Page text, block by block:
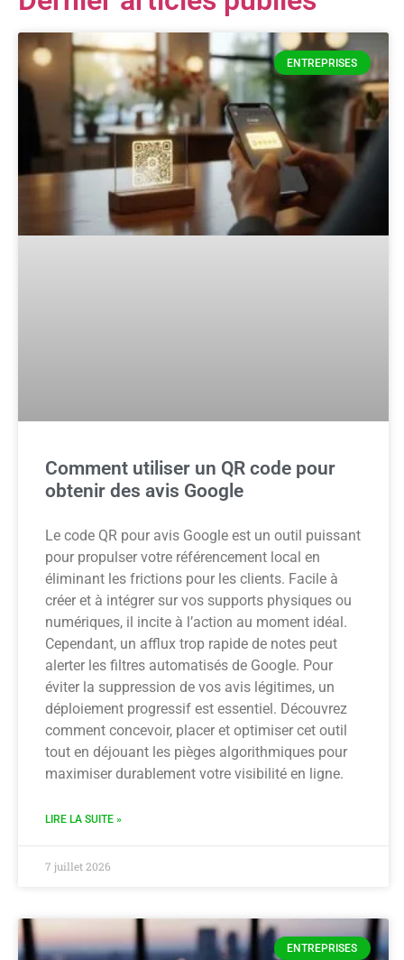
ENTREPRISES
Comment utiliser un QR code pour
obtenir des avis Google
Le code QR pour avis Google est un outil puissant
pour propulser votre référencement local en
éliminant les frictions pour les clients. Facile à
créer et à intégrer sur vos supports physiques ou
numériques, il incite à l’action au moment idéal.
Cependant, un afflux trop rapide de notes peut
alerter les filtres automatisés de Google. Pour
éviter la suppression de vos avis légitimes, un
déploiement progressif est essentiel. Découvrez
comment concevoir, placer et optimiser cet outil
tout en déjouant les pièges algorithmiques pour
maximiser durablement votre visibilité en ligne.
LIRE LA SUITE »
7 juillet 2026
ENTREPRISES